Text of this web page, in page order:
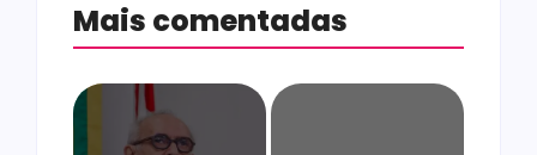
Mais comentadas